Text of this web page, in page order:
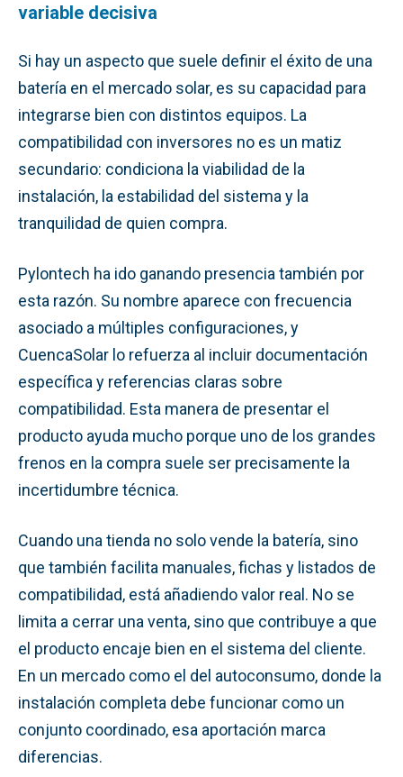
variable decisiva
Si hay un aspecto que suele definir el éxito de una
batería en el mercado solar, es su capacidad para
integrarse bien con distintos equipos. La
compatibilidad con inversores no es un matiz
secundario: condiciona la viabilidad de la
instalación, la estabilidad del sistema y la
tranquilidad de quien compra.
Pylontech ha ido ganando presencia también por
esta razón. Su nombre aparece con frecuencia
asociado a múltiples configuraciones, y
CuencaSolar lo refuerza al incluir documentación
específica y referencias claras sobre
compatibilidad. Esta manera de presentar el
producto ayuda mucho porque uno de los grandes
frenos en la compra suele ser precisamente la
incertidumbre técnica.
Cuando una tienda no solo vende la batería, sino
que también facilita manuales, fichas y listados de
compatibilidad, está añadiendo valor real. No se
limita a cerrar una venta, sino que contribuye a que
el producto encaje bien en el sistema del cliente.
En un mercado como el del autoconsumo, donde la
instalación completa debe funcionar como un
conjunto coordinado, esa aportación marca
diferencias.